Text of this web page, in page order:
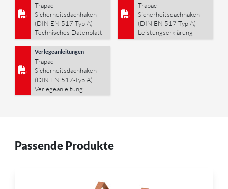
Trapac
Sicherheitsdachhaken
(DIN EN 517-Typ A)
Technisches Datenblatt
Trapac
Sicherheitsdachhaken
(DIN EN 517-Typ A)
Leistungserklärung
Verlegeanleitungen
Trapac
Sicherheitsdachhaken
(DIN EN 517-Typ A)
Verlegeanleitung
Passende Produkte